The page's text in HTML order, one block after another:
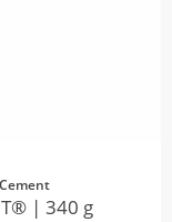
| 340 g